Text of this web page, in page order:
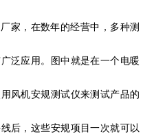
家，在数年的经营中，多种测
泛应用。图中就是在一个电暖
风机安规测试仪来测试产品的
后，这些安规项目一次就可以